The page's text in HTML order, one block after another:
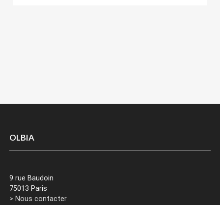
OLBIA
9 rue Baudoin
75013 Paris
> Nous contacter